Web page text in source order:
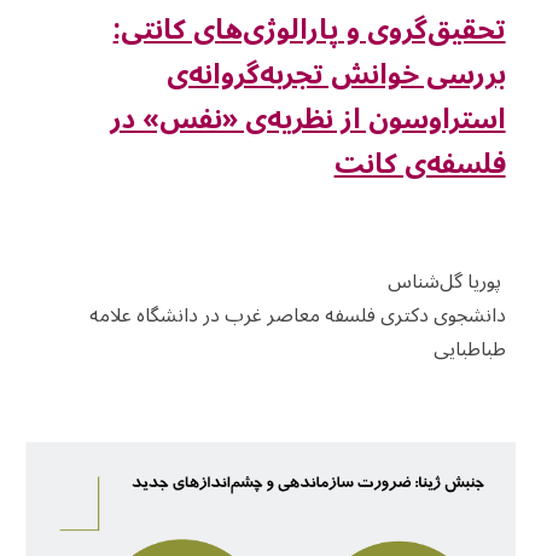
تحقیق‌گروی و پارالوژی‌های کانتی:
بررسی خوانش تجربه‌گروانه‌ی
استراوسون از نظریه‌ی «نفس» در
فلسفه‌ی کانت
پوریا گل‌شناس
دانشجوی دکتری فلسفه معاصر غرب در دانشگاه علامه
طباطبایی